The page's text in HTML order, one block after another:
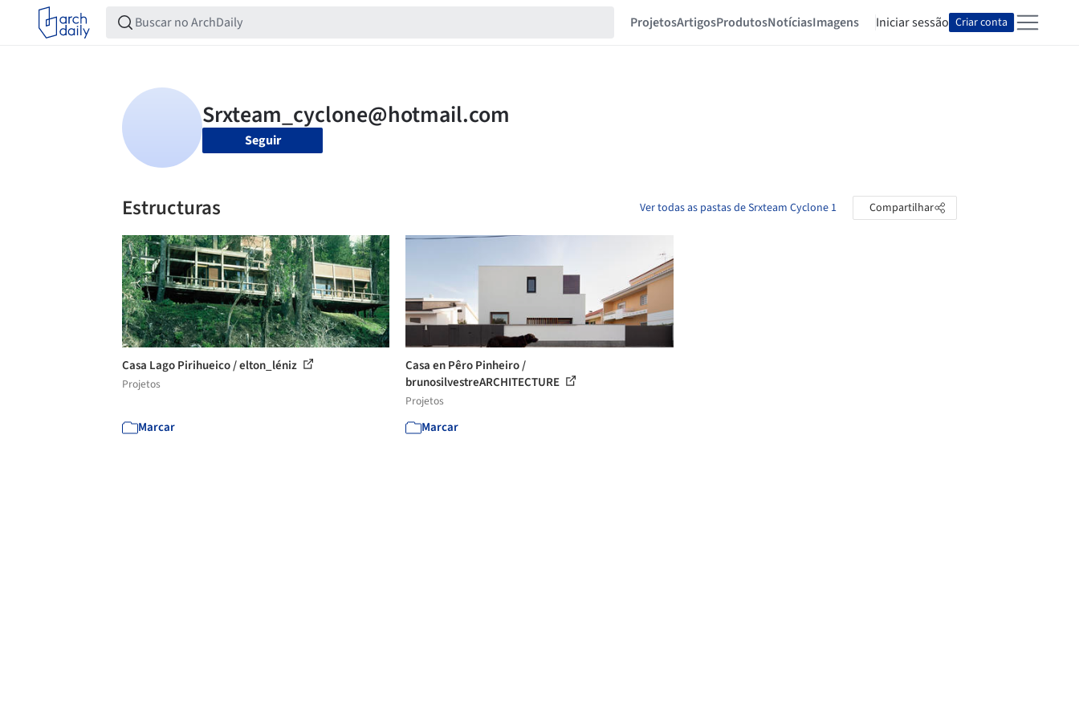
ProjetosArtigosProdutosNotíciasImagens Iniciar sessão Criar conta
Seguir
Estructuras Ver todas as pastas de Srxteam Cyclone 1 Compartilhar
Casa Lago Pirihueico / elton_léniz
Projetos
Marcar
Casa en Pêro Pinheiro /
brunosilvestreARCHITECTURE
Projetos
Marcar